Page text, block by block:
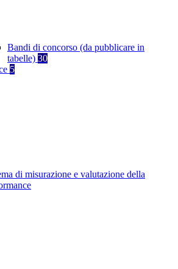
Bandi di concorso (da pubblicare in
tabelle) 30
5
di misurazione e valutazione della